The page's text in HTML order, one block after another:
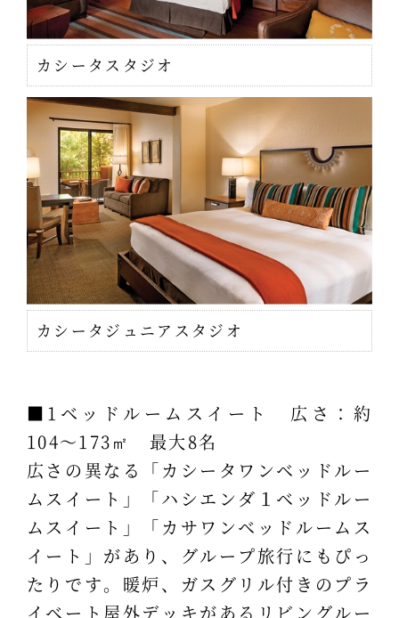
カシータスタジオ
カシータジュニアスタジオ
■1ベッドルームスイート 広さ：約
104～173㎡ 最大8名
広さの異なる「カシータワンベッドルー
ムスイート」「ハシエンダ１ベッドルー
ムスイート」「カサワンベッドルームス
イート」があり、グループ旅行にもぴっ
たりです。暖炉、ガスグリル付きのプラ
イベート屋外デッキがあるリビングルー